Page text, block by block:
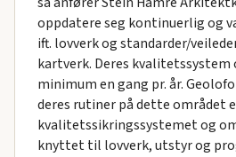
oppdatere seg kontinuerlig og
ift. lovverk og standarder/
kartverk. Deres kvalitetssystem
minimum en gang pr. år.
deres rutiner på dette området
kvalitetssikringssystemet og
knyttet til lovverk, utstyr og